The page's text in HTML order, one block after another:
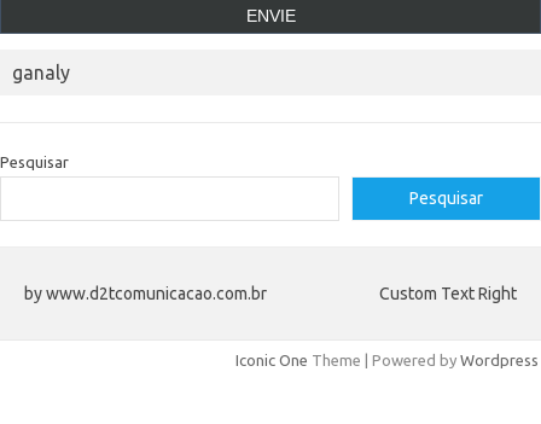
ganaly
Pesquisar
Pesquisar
by www.d2tcomunicacao.com.br Custom Text Right
Iconic One Theme | Powered by Wordpress